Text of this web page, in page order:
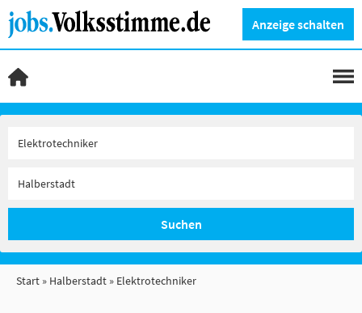
Anzeige schalten
Suchen
Start Halberstadt Elektrotechniker